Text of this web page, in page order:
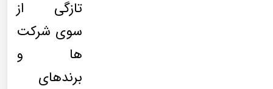
تازگی از
سوی شرکت
ها و
برندهای